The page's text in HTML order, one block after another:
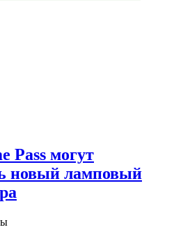
Pass могут
новый ламповый